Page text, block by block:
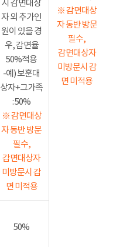
※ 감면대상
자 동반 방문
필수,
감면대상자
미방문시 감
면 미적용
시 감면대상
자 외 추가인
원이 있을 경
우, 감면율
50%적용
-예) 보훈대
상자+그가족
: 50%
※ 감면대상
자 동반 방문
필수,
감면대상자
미방문시 감
면 미적용
50%